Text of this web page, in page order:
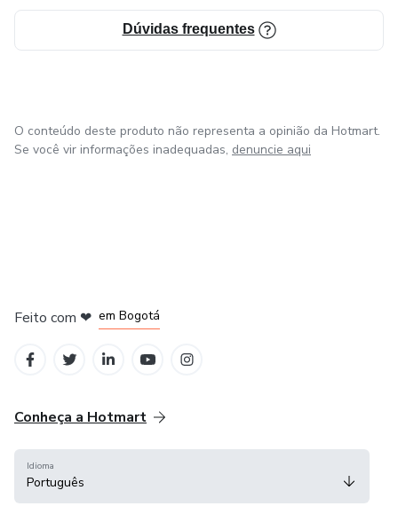
Dúvidas frequentes
O conteúdo deste produto não representa a opinião da Hotmart.
Se você vir informações inadequadas, denuncie aqui
Feito com ❤ em Bogotá
Conheça a Hotmart
Idioma
Português